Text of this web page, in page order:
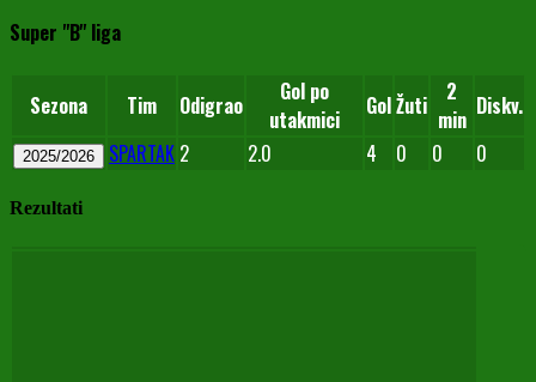
Super "B" liga
Sezona Tim Odigrao
Gol po
utakmici
GolŽuti
2
min Diskv.
2025/2026 SPARTAK 2 2.0 4 0 0 0
Rezultati